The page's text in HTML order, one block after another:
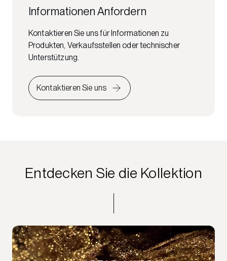
Informationen Anfordern
Kontaktieren Sie uns für Informationen zu
Produkten, Verkaufsstellen oder technischer
Unterstützung.
Kontaktieren Sie uns
Entdecken Sie die Kollektion